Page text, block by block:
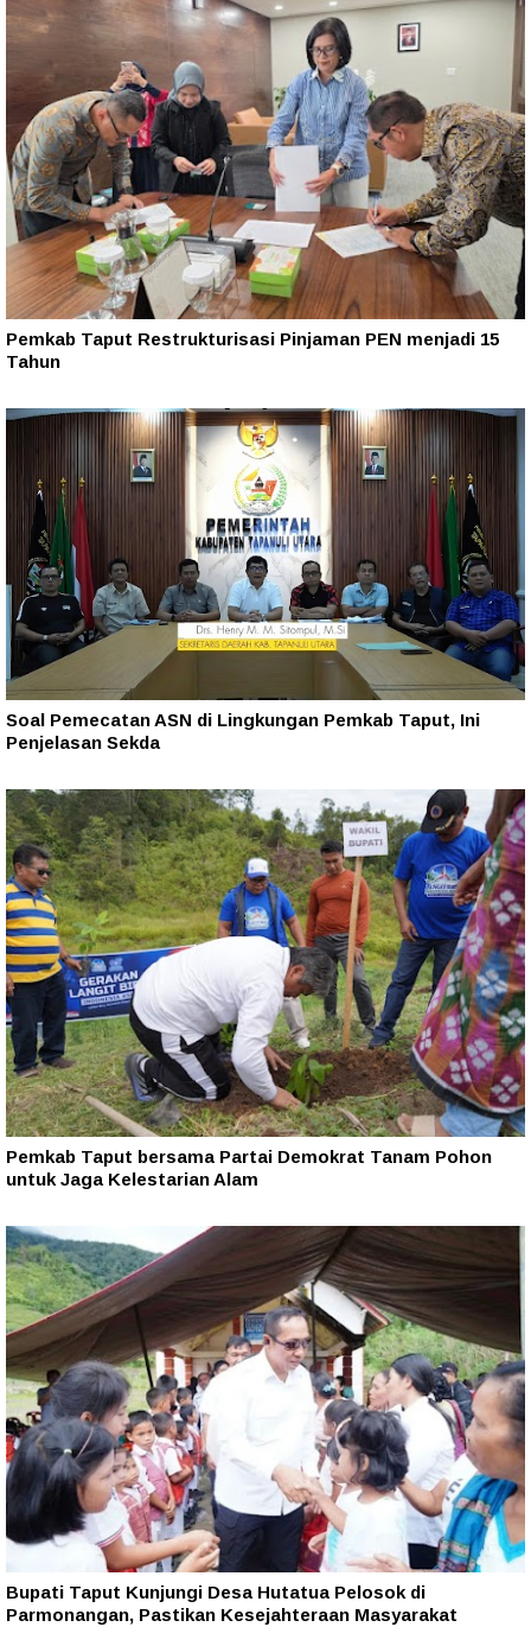
Pemkab Taput Restrukturisasi Pinjaman PEN menjadi 15
Tahun‎
Soal Pemecatan ASN di Lingkungan Pemkab Taput, Ini
Penjelasan Sekda
Pemkab Taput bersama Partai Demokrat Tanam Pohon
untuk Jaga Kelestarian Alam
Bupati Taput Kunjungi Desa Hutatua Pelosok di
Parmonangan, Pastikan Kesejahteraan Masyarakat